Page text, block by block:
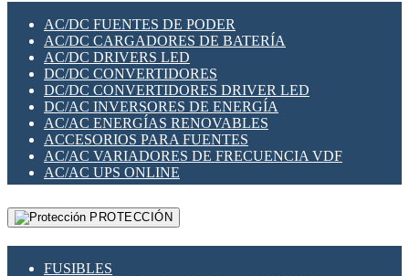
SWITCH Y MICROSWITCH
TARJETAS PI
UNIÓN Y DERIVACIÓN DE CABLE
PLACAS MODULARES IOT
SWITCHES Y REDES WIFI
SOLUCIONES IOT
SOLUCIONES LORAWAN
SOLUCIONES RED CELULAR
SEGURIDAD PARA REDES
SWITCHES LAN
TELEFONÍA IP (VOIP)
VIGILANCIA IP (CCTV)
MESHTASTIC
AC/DC FUENTES DE PODER
AC/DC CARGADORES DE BATERÍA
AC/DC DRIVERS LED
DC/DC CONVERTIDORES
DC/DC CONVERTIDORES DRIVER LED
DC/AC INVERSORES DE ENERGÍA
AC/AC ENERGÍAS RENOVABLES
ACCESORIOS PARA FUENTES
AC/AC VARIADORES DE FRECUENCIA VDF
AC/AC UPS ONLINE
PROTECCIÓN
FUSIBLES